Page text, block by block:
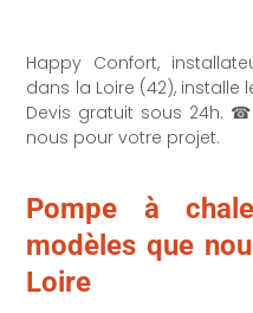
Happy Confort,
dans la Loire (42),
Devis gratuit sous 24h.
nous pour votre projet.
Pompe à
modèles que
Loire